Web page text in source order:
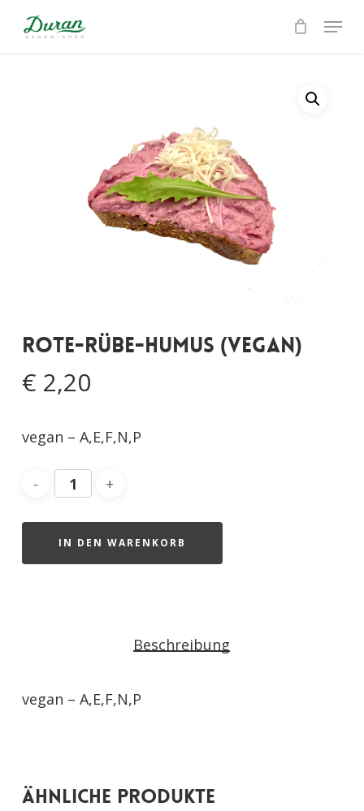
Menu
Rote-Rübe-Humus (vegan)
€ 2,20
vegan – A,E,F,N,P
IN DEN WARENKORB
Beschreibung
vegan – A,E,F,N,P
Ähnliche Produkte